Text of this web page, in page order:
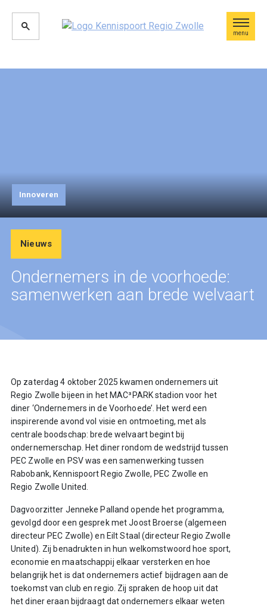
menu
Innoveren
Nieuws
Ondernemers in de voorhoede:
samenwerken aan brede welvaart
Op zaterdag 4 oktober 2025 kwamen ondernemers uit
Regio Zwolle bijeen in het MAC³PARK stadion voor het
diner ‘Ondernemers in de Voorhoede’. Het werd een
inspirerende avond vol visie en ontmoeting, met als
centrale boodschap: brede welvaart begint bij
ondernemerschap. Het diner rondom de wedstrijd tussen
PEC Zwolle en PSV was een samenwerking tussen
Rabobank, Kennispoort Regio Zwolle, PEC Zwolle en
Regio Zwolle United.
Dagvoorzitter Jenneke Palland opende het programma,
gevolgd door een gesprek met Joost Broerse (algemeen
directeur PEC Zwolle) en Eilt Staal (directeur Regio Zwolle
United). Zij benadrukten in hun welkomstwoord hoe sport,
economie en maatschappij elkaar versterken en hoe
belangrijk het is dat ondernemers actief bijdragen aan de
toekomst van club en regio. Zij spraken de hoop uit dat
het diner eraan bijdraagt dat ondernemers elkaar weten